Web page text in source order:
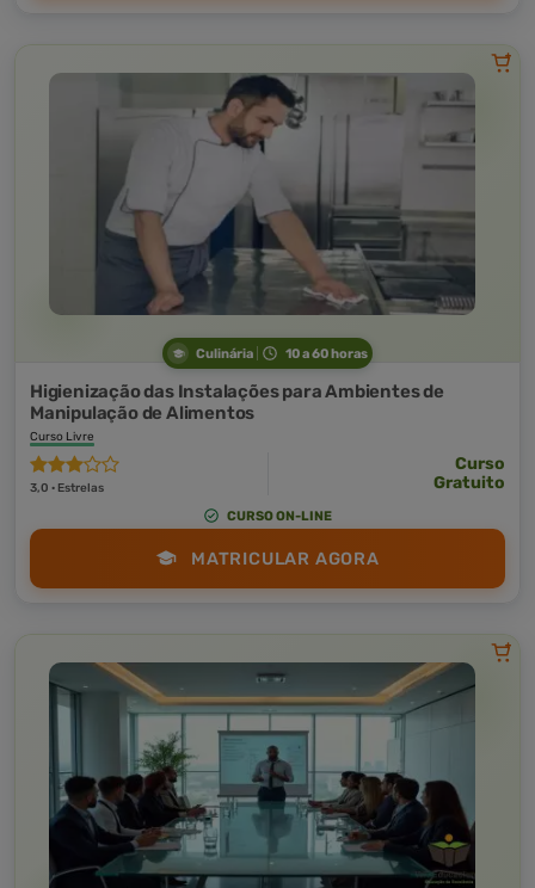
Culinária 10 a 60 horas
Higienização das Instalações para Ambientes de
Manipulação de Alimentos
Curso Livre
3,0 · Estrelas
Curso
Gratuito
CURSO ON-LINE
MATRICULAR AGORA